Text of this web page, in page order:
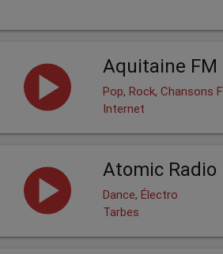
Aquitaine FM
Pop, Rock, Chansons
Internet
Atomic Radio
Dance, Électro
Tarbes